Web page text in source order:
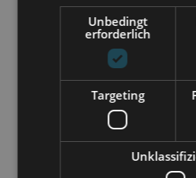
Unbedingt
erforderlich
Targeting